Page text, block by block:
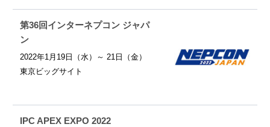
第36回インターネプコン ジャパ
ン
2022年1月19日（水）～ 21日（金）
東京ビッグサイト
IPC APEX EXPO 2022